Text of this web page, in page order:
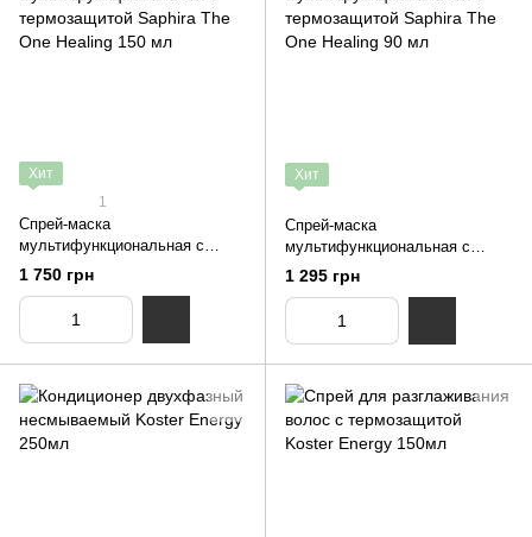
Хит
1
Спрей-маска
мультифункциональная с
термозащитой Saphira The One
Healing 150 мл
1 750 грн
Хит
Спрей-маска
мультифункциональная с
термозащитой Saphira The One
Healing 90 мл
1 295 грн